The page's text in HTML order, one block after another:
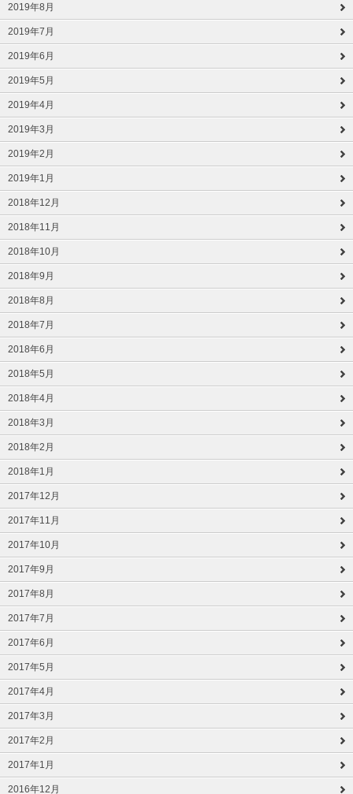
2019年8月
2019年7月
2019年6月
2019年5月
2019年4月
2019年3月
2019年2月
2019年1月
2018年12月
2018年11月
2018年10月
2018年9月
2018年8月
2018年7月
2018年6月
2018年5月
2018年4月
2018年3月
2018年2月
2018年1月
2017年12月
2017年11月
2017年10月
2017年9月
2017年8月
2017年7月
2017年6月
2017年5月
2017年4月
2017年3月
2017年2月
2017年1月
2016年12月